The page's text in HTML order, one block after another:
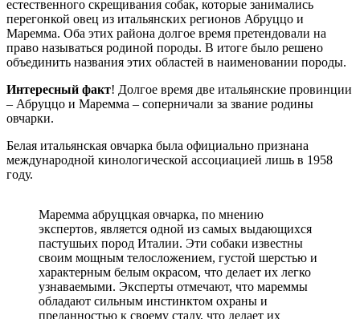
естественного скрещивания собак, которые занимались
перегонкой овец из итальянских регионов Абруццо и
Маремма. Оба этих района долгое время претендовали на
право называться родиной породы. В итоге было решено
объединить названия этих областей в наименовании породы.
Интересный факт! Долгое время две итальянские провинции
– Абруццо и Маремма – соперничали за звание родины
овчарки.
Белая итальянская овчарка была официально признана
международной кинологической ассоциацией лишь в 1958
году.
Маремма абруццкая овчарка, по мнению
экспертов, является одной из самых выдающихся
пастушьих пород Италии. Эти собаки известны
своим мощным телосложением, густой шерстью и
характерным белым окрасом, что делает их легко
узнаваемыми. Эксперты отмечают, что мареммы
обладают сильным инстинктом охраны и
преданностью к своему стаду, что делает их